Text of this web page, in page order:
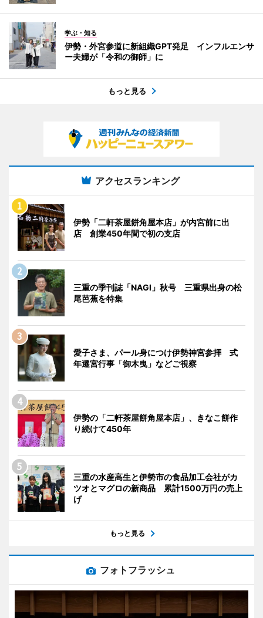
学ぶ・知る
伊勢・外宮参道に新組織GPT発足 インフルエンサ
ー夫婦が「令和の御師」に
もっと見る
アクセスランキング
伊勢「二軒茶屋餅角屋本店」が内宮前に出
店 創業450年間で初の支店
三重の季刊誌「NAGI」秋号 三重県出身の松
尾芭蕉を特集
愛子さま、パール身につけ伊勢神宮参拝 式
年遷宮行事「御木曳」などご視察
伊勢の「二軒茶屋餅角屋本店」、きなこ餅作
り続けて450年
三重の水産高生と伊勢市の食品加工会社がカ
ツオとマグロの新商品 累計1500万円の売上
げ
もっと見る
フォトフラッシュ